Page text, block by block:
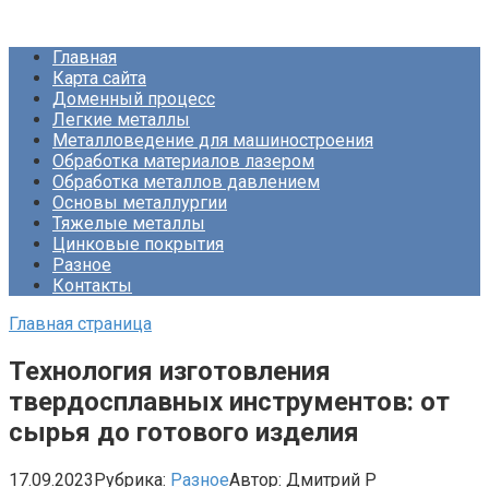
контентуГлавная
Карта сайта
Доменный процесс
Легкие металлы
Металловедение для машиностроения
Обработка материалов лазером
Обработка металлов давлением
Основы металлургии
Тяжелые металлы
Цинковые покрытия
Разное
Контакты
Главная страница
Технология изготовления
твердосплавных инструментов: от
сырья до готового изделия
17.09.2023Рубрика: РазноеАвтор: Дмитрий Р